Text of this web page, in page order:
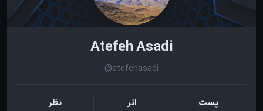
Atefeh Asadi
@atefehasadi
پست اثر نظر